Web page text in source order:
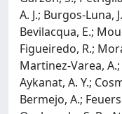
A. J.; Burgos-Luna,
Bevilacqua, E.;
Figueiredo, R.;
Martinez-Varea, A.;
Aykanat, A. Y.;
Bermejo, A.;